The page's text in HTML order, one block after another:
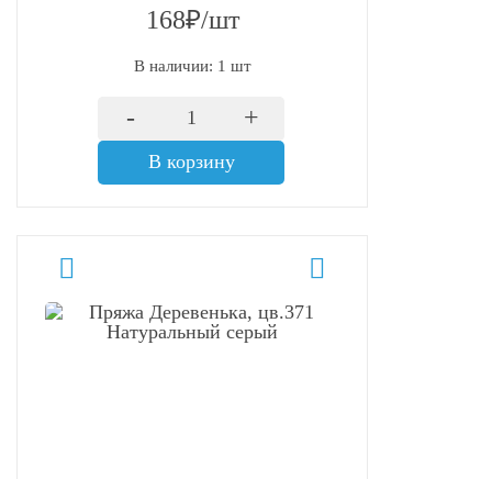
168₽/шт
В наличии: 1 шт
- +
В корзину